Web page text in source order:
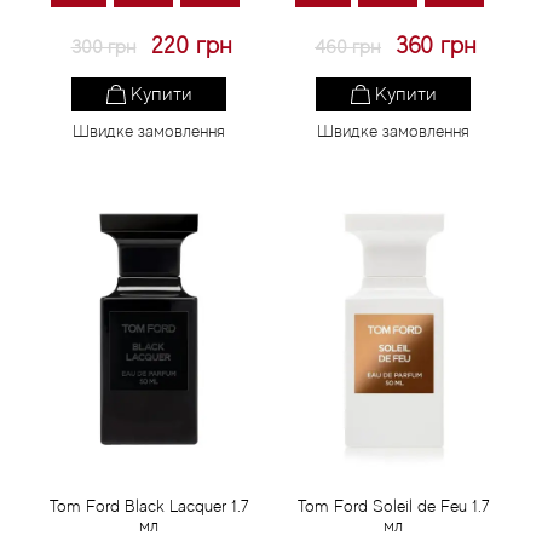
300 грн 220 грн
Купити
Швидке замовлення
460 грн 360 грн
Купити
Швидке замовлення
Tom Ford Black Lacquer 1.7
мл
Tom Ford Soleil de Feu 1.7
мл